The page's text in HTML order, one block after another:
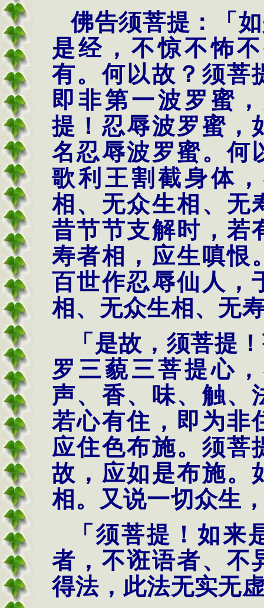
佛告须菩提：「
是经，不惊不怖
有。何以故？须菩
即非第一波罗蜜
提！忍辱波罗蜜，
名忍辱波罗蜜。何
歌利王割截身体
相、无众生相、无
昔节节支解时，若
寿者相，应生嗔恨
百世作忍辱仙人，
相、无众生相、无
「是故，须菩提
罗三藐三菩提心
声、香、味、触、
若心有住，即为非
应住色布施。须菩
故，应如是布施。
相。又说一切众生
「须菩提！如
者，不诳语者、不
得法，此法无实无